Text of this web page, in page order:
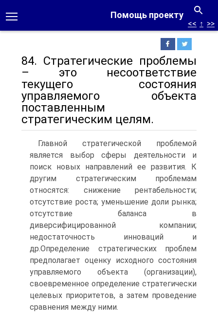
Помощь проекту
<< ↑ >>
84. Стратегические проблемы
– это несоответствие
текущего состояния
управляемого объекта
поставленным
стратегическим целям.
Главной стратегической проблемой
является выбор сферы деятельности и
поиск новых направлений ее развития. К
другим стратегическим проблемам
относятся: снижение рентабельности;
отсутствие роста; уменьшение доли рынка;
отсутствие баланса в
диверсифицированной компании;
недостаточность инноваций и
др.Определение стратегических проблем
предполагает оценку исходного состояния
управляемого объекта (организации),
своевременное определение стратегически
целевых приоритетов, а затем проведение
сравнения между ними.